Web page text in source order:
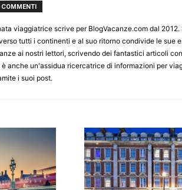
COMMENTI
viaggiatrice scrive per BlogVacanze.com dal
tutti i continenti e al suo ritorno condivide le sue
ai nostri lettori, scrivendo dei fantastici articoli
anche un'assidua ricercatrice di informazioni per
i suoi post.